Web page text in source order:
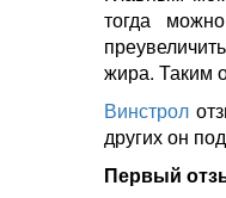
тогда
жира. Таким
Винстрол
других он
Первый